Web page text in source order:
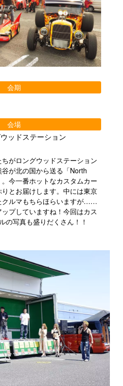
会期
会場
ッドステーション
がロングウッドステーション
が北の国から送る「North
今一番ホットなカスタムカー
とお届けします。中には東京
クルマもちらほらいますが……
プしていますね！今回はカス
の写真も盛りだくさん！！